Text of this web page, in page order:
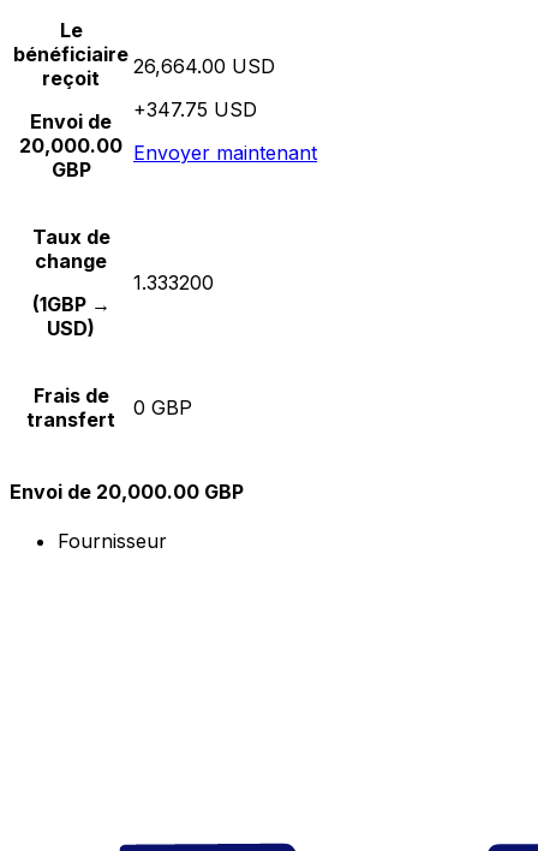
Le
bénéficiaire
reçoit
Envoi de
20,000.00
GBP
26,664.00 USD
+347.75 USD
Envoyer maintenant
Taux de
change
(1GBP →
USD)
1.333200
Frais de
transfert
0 GBP
Envoi de 20,000.00 GBP
Fournisseur